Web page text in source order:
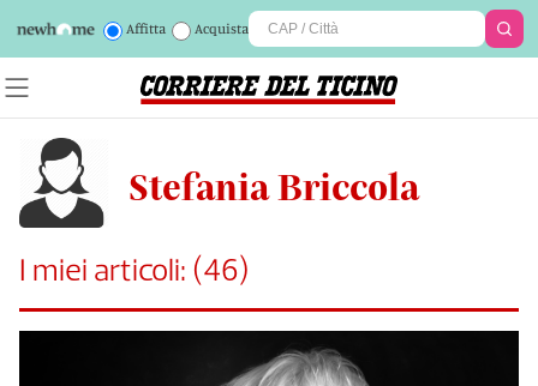
Affitta Acquista
Stefania Briccola
I miei articoli: (46)